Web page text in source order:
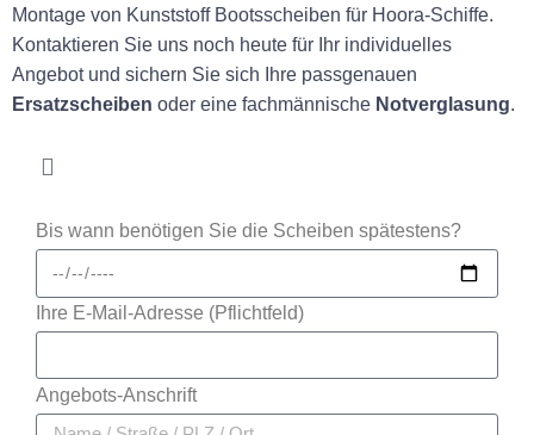
Montage von Kunststoff Bootsscheiben für Hoora-Schiffe.
Kontaktieren Sie uns noch heute für Ihr individuelles
Angebot und sichern Sie sich Ihre passgenauen
Ersatzscheiben oder eine fachmännische Notverglasung.
Bis wann benötigen Sie die Scheiben spätestens?
Ihre E-Mail-Adresse (Pflichtfeld)
Angebots-Anschrift